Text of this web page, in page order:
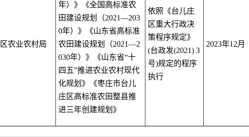
区农业农村局
年）》
《全国高标准农
田建设规划（2021—203
0年）》
《山东省高标准
农田建设规划（2021—2
030年）》《山东省“十
四五”推进农业农村现代
化规划》
《枣庄市台儿
庄区高标准农田整县推
进三年创建规划》
依照《台儿庄
区重大行政决
策程序规定》
(台政发(2021) 3
号)规定的程序
执行
2023年12月